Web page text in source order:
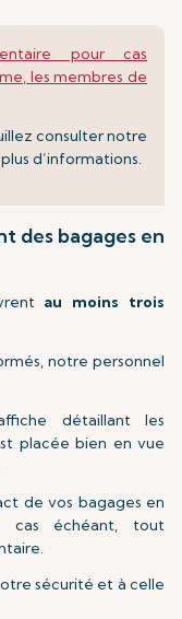
pour cas
les membres de
consulter notre
d’informations.
des bagages en
au moins trois
notre personnel
détaillant les
placée bien en vue
de vos bagages en
cas échéant, tout
sécurité et à celle